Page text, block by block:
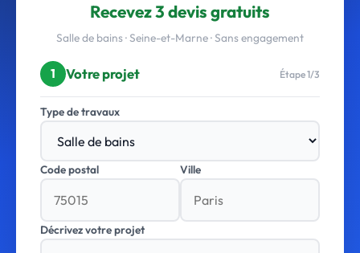
Recevez 3 devis gratuits
Salle de bains · Seine-et-Marne · Sans engagement
1 Votre projet Étape 1/3
Type de travaux
Code postal Ville
Décrivez votre projet